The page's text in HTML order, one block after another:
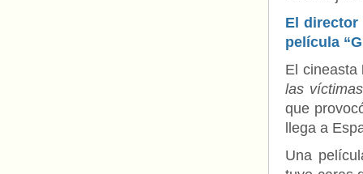
El director
película
El cineasta
las
que
llega a
Una